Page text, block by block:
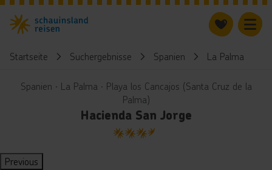
Startseite Suchergebnisse Spanien La Palma
Spanien ∙ La Palma ∙ Playa los Cancajos (Santa Cruz de la
Palma)
Hacienda San Jorge
3.5
Previous